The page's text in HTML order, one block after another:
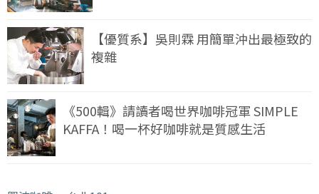
【優質系】吳則霖 用簡單沖出最極致的
複雜
《500輯》請讀者喝世界咖啡冠軍 SIMPLE
KAFFA！喝一杯好咖啡就是質感生活